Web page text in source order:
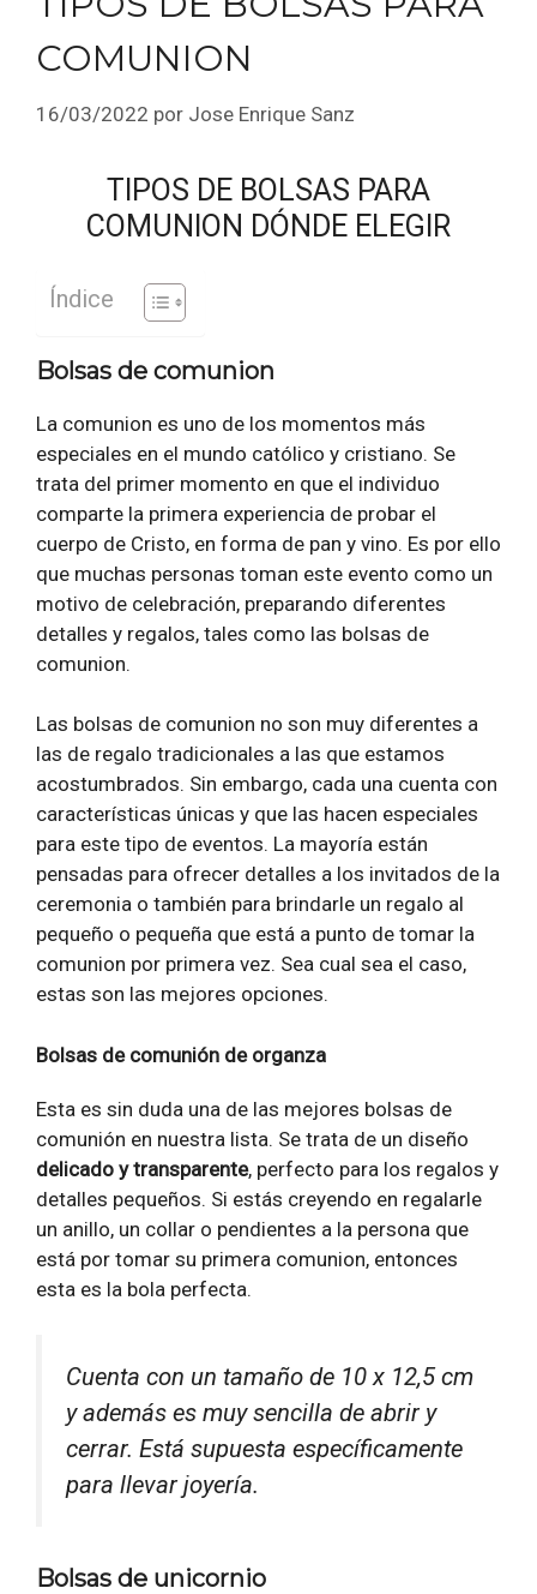
COMUNION
16/03/2022 por Jose Enrique Sanz
TIPOS DE BOLSAS PARA
COMUNION DÓNDE ELEGIR
Índice
Bolsas de comunion
La comunion es uno de los momentos más
especiales en el mundo católico y cristiano. Se
trata del primer momento en que el individuo
comparte la primera experiencia de probar el
cuerpo de Cristo, en forma de pan y vino. Es por ello
que muchas personas toman este evento como un
motivo de celebración, preparando diferentes
detalles y regalos, tales como las bolsas de
comunion.
Las bolsas de comunion no son muy diferentes a
las de regalo tradicionales a las que estamos
acostumbrados. Sin embargo, cada una cuenta con
características únicas y que las hacen especiales
para este tipo de eventos. La mayoría están
pensadas para ofrecer detalles a los invitados de la
ceremonia o también para brindarle un regalo al
pequeño o pequeña que está a punto de tomar la
comunion por primera vez. Sea cual sea el caso,
estas son las mejores opciones.
Bolsas de comunión de organza
Esta es sin duda una de las mejores bolsas de
comunión en nuestra lista. Se trata de un diseño
delicado y transparente, perfecto para los regalos y
detalles pequeños. Si estás creyendo en regalarle
un anillo, un collar o pendientes a la persona que
está por tomar su primera comunion, entonces
esta es la bola perfecta.
Cuenta con un tamaño de 10 x 12,5 cm
y además es muy sencilla de abrir y
cerrar. Está supuesta específicamente
para llevar joyería.
Bolsas de unicornio